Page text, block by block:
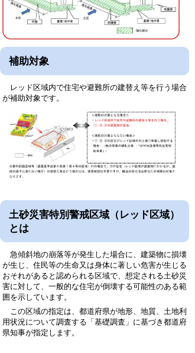
補助対象
レッド区域内で住宅や避難所の建替え等を行う場合
が補助対象です。
土砂災害特別警戒区域（レッド区域）
とは
急傾斜地の崩落等が発生した場合に、建築物に損壊
が生じ、住民等の生命又は身体に著しい危害が生じる
おそれがあると認められる区域で、想定される土砂災
害に対して、一般的な住宅が倒壊する可能性のある範
囲を示しています。
この区域の指定は、都道府県が地形、地質、土地利
用状況について調査する「基礎調査」に基づき都道府
県知事が指定します。